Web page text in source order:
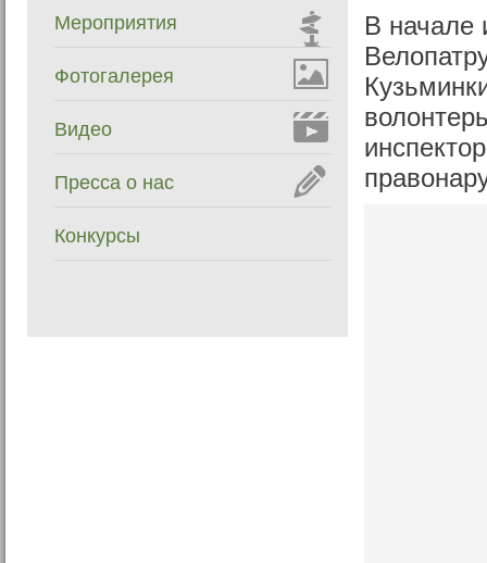
Мероприятия
Фотогалерея
Видео
Пресса о нас
Конкурсы
В начале